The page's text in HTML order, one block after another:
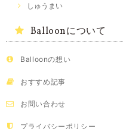
しゅうまい
Balloonについて
Balloonの想い
おすすめ記事
お問い合わせ
プライバシーポリシー